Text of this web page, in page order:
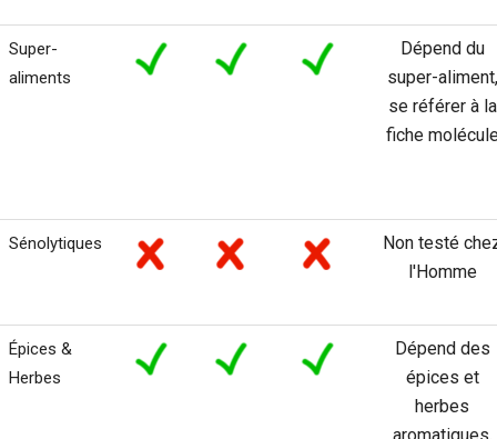
Super-
aliments
Dépend du
super-aliment,
se référer à la
fiche
Sénolytiques
Non testé
l'Homme
Épices &
Herbes
Dépend des
épices et
herbes